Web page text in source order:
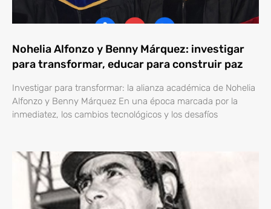
Nohelia Alfonzo y Benny Márquez: investigar
para transformar, educar para construir paz
Investigar para transformar: la alianza académica de Nohelia
Alfonzo y Benny Márquez En una época marcada por la
inmediatez, los cambios tecnológicos y los desafíos